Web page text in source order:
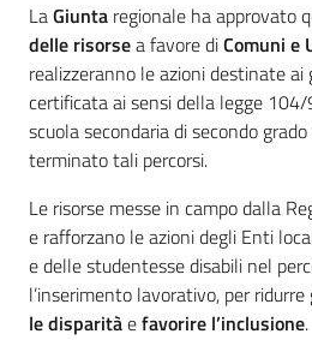
LaGiunta regionale ha approvato
delle risorsea favore diComuni e
realizzeranno le azioni destinate
certificata ai sensi della legge
scuola secondaria di secondo
terminato tali percorsi.
Le risorse messe in campo dalla
e rafforzano le azioni degli Enti
e delle studentesse disabili nel
l’inserimento lavorativo, per
le disparitàefavorire l’inclusione.